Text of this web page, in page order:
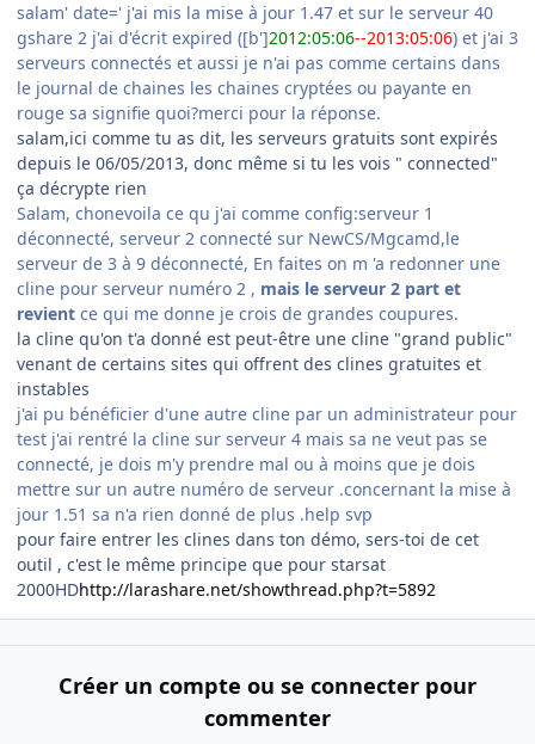
salam' date=' j'ai mis la mise à jour 1.47 et sur le serveur 40
gshare 2 j'ai d'écrit expired ([b']2012:05:06--2013:05:06) et j'ai 3
serveurs connectés et aussi je n'ai pas comme certains dans
le journal de chaines les chaines cryptées ou payante en
rouge sa signifie quoi?merci pour la réponse.
salam,ici comme tu as dit, les serveurs gratuits sont expirés
depuis le 06/05/2013, donc même si tu les vois " connected"
ça décrypte rien
Salam, chonevoila ce qu j'ai comme config:serveur 1
déconnecté, serveur 2 connecté sur NewCS/Mgcamd,le
serveur de 3 à 9 déconnecté, En faites on m 'a redonner une
cline pour serveur numéro 2 , mais le serveur 2 part et
revient ce qui me donne je crois de grandes coupures.
la cline qu'on t'a donné est peut-être une cline "grand public"
venant de certains sites qui offrent des clines gratuites et
instables
j'ai pu bénéficier d'une autre cline par un administrateur pour
test j'ai rentré la cline sur serveur 4 mais sa ne veut pas se
connecté, je dois m'y prendre mal ou à moins que je dois
mettre sur un autre numéro de serveur .concernant la mise à
jour 1.51 sa n'a rien donné de plus .help svp
pour faire entrer les clines dans ton démo, sers-toi de cet
outil , c'est le même principe que pour starsat
2000HDhttp://larashare.net/showthread.php?t=5892
Créer un compte ou se connecter pour
commenter